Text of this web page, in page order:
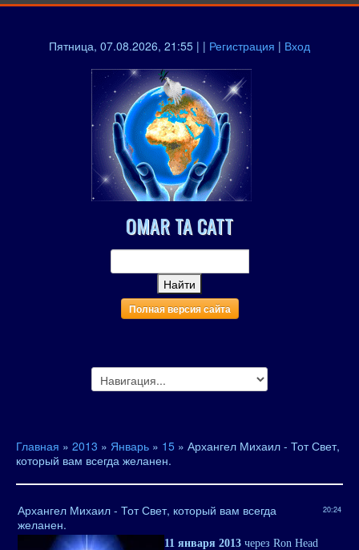
Пятница, 07.08.2026, 21:55 | | Регистрация | Вход
OMAR TA CATT
Полная версия сайта
Главная » 2013 » Январь » 15 » Архангел Михаил - Тот Свет,
который вам всегда желанен.
20:24
Архангел Михаил - Тот Свет, который вам всегда
желанен.
11 января 2013 через Ron Head